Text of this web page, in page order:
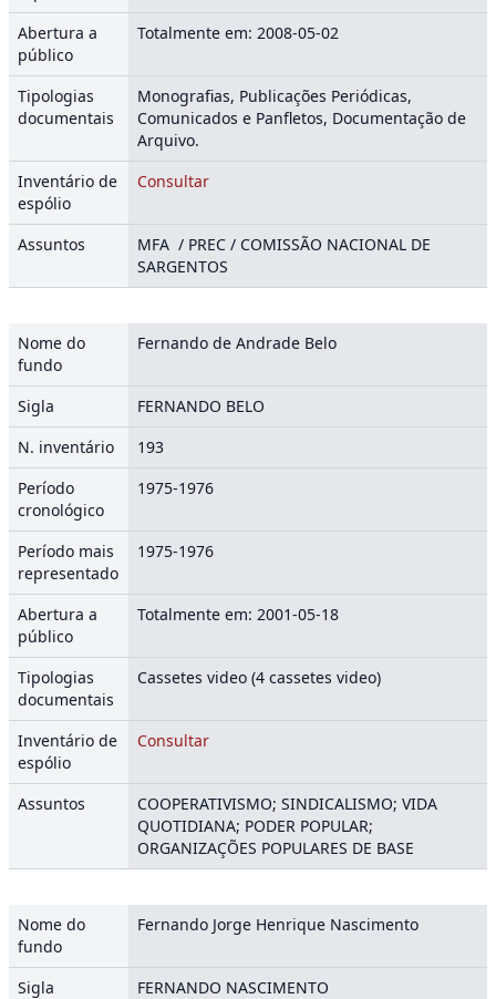
Abertura a
público
Totalmente em: 2008-05-02
Tipologias
documentais
Monografias, Publicações Periódicas,
Comunicados e Panfletos, Documentação de
Arquivo.
Inventário de
espólio
Consultar
Assuntos
MFA / PREC / COMISSÃO NACIONAL DE
SARGENTOS
Nome do
fundo
Fernando de Andrade Belo
Sigla
FERNANDO BELO
N. inventário
193
Período
cronológico
1975-1976
Período mais
representado
1975-1976
Abertura a
público
Totalmente em: 2001-05-18
Tipologias
documentais
Cassetes video (4 cassetes video)
Inventário de
espólio
Consultar
Assuntos
COOPERATIVISMO; SINDICALISMO; VIDA
QUOTIDIANA; PODER POPULAR;
ORGANIZAÇÕES POPULARES DE BASE
Nome do
fundo
Fernando Jorge Henrique Nascimento
Sigla
FERNANDO NASCIMENTO